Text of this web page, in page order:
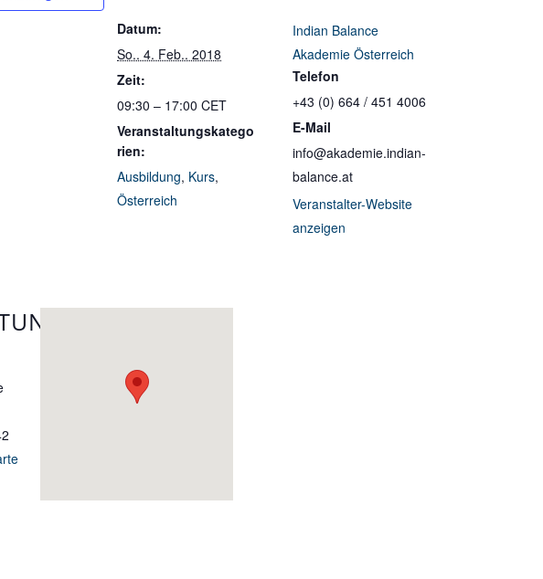
Datum:
So.. 4. Feb.. 2018
Zeit:
09:30 – 17:00CET
Veranstaltungskatego
rien:
Ausbildung, Kurs,
Österreich
Indian Balance
Akademie Österreich
Telefon
+43 (0) 664 / 451 4006
E-Mail
info@akademie.indian-
balance.at
Veranstalter-Website
anzeigen